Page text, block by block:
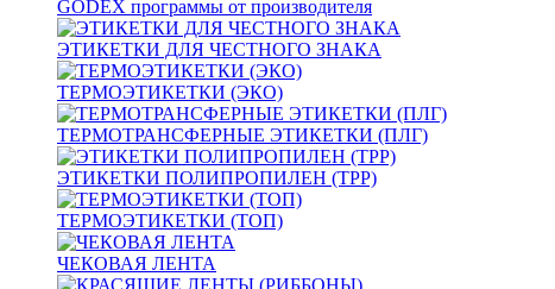
GODEX программы от производителя
ЭТИКЕТКИ ДЛЯ ЧЕСТНОГО ЗНАКА
ТЕРМОЭТИКЕТКИ (ЭКО)
ТЕРМОТРАНСФЕРНЫЕ ЭТИКЕТКИ (ПЛГ)
ЭТИКЕТКИ ПОЛИПРОПИЛЕН (TPP)
ТЕРМОЭТИКЕТКИ (ТОП)
ЧЕКОВАЯ ЛЕНТА